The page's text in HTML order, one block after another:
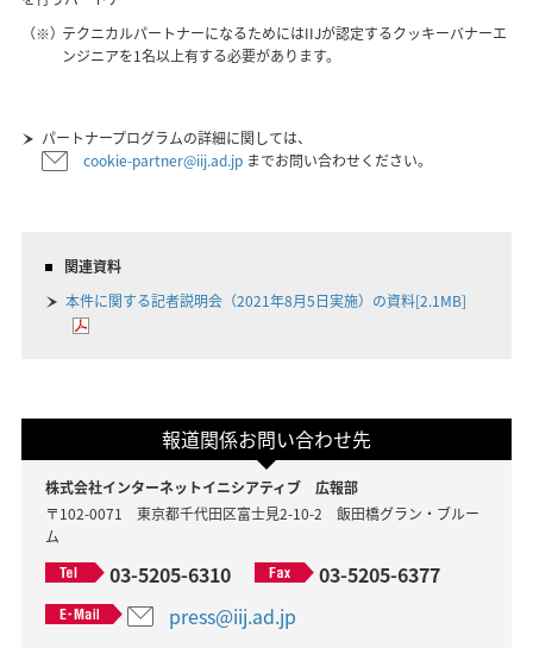
（※）テクニカルパートナーになるためにはIIJが認定するクッキーバナーエ
ンジニアを1名以上有する必要があります。
パートナープログラムの詳細に関しては、
cookie-partner@iij.ad.jp までお問い合わせください。
関連資料
本件に関する記者説明会（2021年8月5日実施）の資料[2.1MB]
報道関係お問い合わせ先
株式会社インターネットイニシアティブ 広報部
〒102-0071 東京都千代田区富士見2-10-2 飯田橋グラン・ブルー
ム
03-5205-6310
03-5205-6377
press@iij.ad.jp